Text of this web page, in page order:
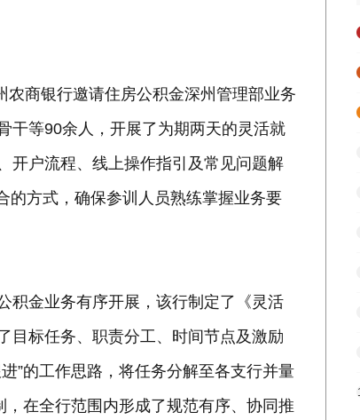
商银行邀请住房公积金深州管理部业务
干等90余人，开展了为期两天的灵活就
开户流程、线上操作指引及常见问题解
的方式，确保参训人员熟练掌握业务要
积金业务有序开展，该行制定了《灵活
目标任务、职责分工、时间节点及激励
”的工作思路，将任务分解至各支行并量
在全行范围内形成了规范有序、协同推